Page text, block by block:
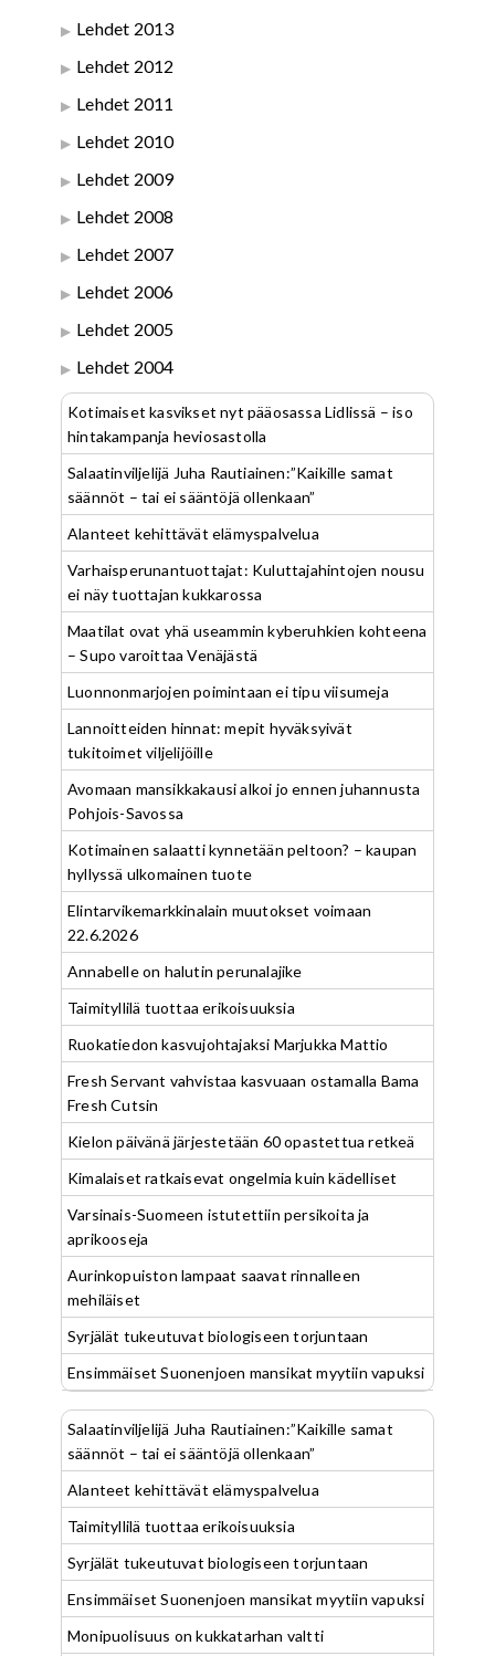
Lehdet 2013
Lehdet 2012
Lehdet 2011
Lehdet 2010
Lehdet 2009
Lehdet 2008
Lehdet 2007
Lehdet 2006
Lehdet 2005
Lehdet 2004
Kotimaiset kasvikset nyt pääosassa Lidlissä – iso
hintakampanja heviosastolla
Salaatinviljelijä Juha Rautiainen:”Kaikille samat
säännöt – tai ei sääntöjä ollenkaan”
Alanteet kehittävät elämyspalvelua
Varhaisperunantuottajat: Kuluttajahintojen nousu
ei näy tuottajan kukkarossa
Maatilat ovat yhä useammin kyberuhkien kohteena
– Supo varoittaa Venäjästä
Luonnonmarjojen poimintaan ei tipu viisumeja
Lannoitteiden hinnat: mepit hyväksyivät
tukitoimet viljelijöille
Avomaan mansikkakausi alkoi jo ennen juhannusta
Pohjois-Savossa
Kotimainen salaatti kynnetään peltoon? – kaupan
hyllyssä ulkomainen tuote
Elintarvikemarkkinalain muutokset voimaan
22.6.2026
Annabelle on halutin perunalajike
Taimityllilä tuottaa erikoisuuksia
Ruokatiedon kasvujohtajaksi Marjukka Mattio
Fresh Servant vahvistaa kasvuaan ostamalla Bama
Fresh Cutsin
Kielon päivänä järjestetään 60 opastettua retkeä
Kimalaiset ratkaisevat ongelmia kuin kädelliset
Varsinais-Suomeen istutettiin persikoita ja
aprikooseja
Aurinkopuiston lampaat saavat rinnalleen
mehiläiset
Syrjälät tukeutuvat biologiseen torjuntaan
Ensimmäiset Suonenjoen mansikat myytiin vapuksi
Salaatinviljelijä Juha Rautiainen:”Kaikille samat
säännöt – tai ei sääntöjä ollenkaan”
Alanteet kehittävät elämyspalvelua
Taimityllilä tuottaa erikoisuuksia
Syrjälät tukeutuvat biologiseen torjuntaan
Ensimmäiset Suonenjoen mansikat myytiin vapuksi
Monipuolisuus on kukkatarhan valtti